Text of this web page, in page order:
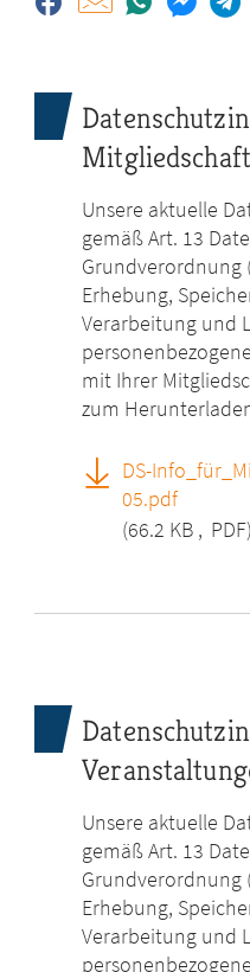
Mitgliedschaft
Unsere aktuelle
gemäß Art. 13
Grundverordnung
Erhebung,
Verarbeitung und
mit Ihrer
zum
DS-
05.pdf
(66.2 KB , PDF)
Unsere aktuelle
gemäß Art. 13
Grundverordnung
Erhebung,
Verarbeitung und